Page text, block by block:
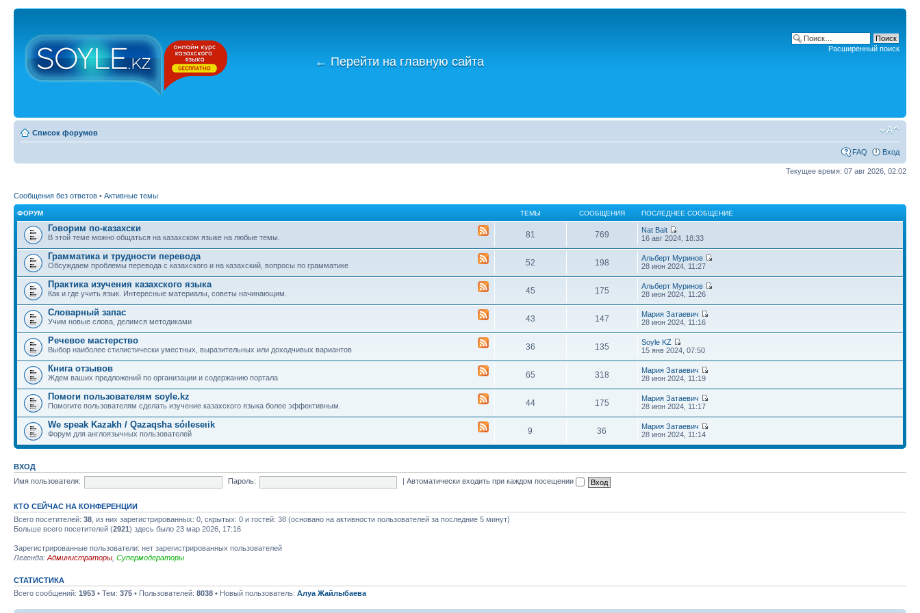
← Перейти на главную сайта
Расширенный поиск
Список форумов
FAQ Вход
Текущее время: 07 авг 2026, 02:02
Сообщения без ответов • Активные темы
ФОРУМ ТЕМЫ СООБЩЕНИЯ ПОСЛЕДНЕЕ СООБЩЕНИЕ
Говорим по-казахски
В этой теме можно общаться на казахском языке на любые темы. 81 769
Nat Bait
16 авг 2024, 18:33
Грамматика и трудности перевода
Обсуждаем проблемы перевода с казахского и на казахский, вопросы по грамматике 52 198
Альберт Муринов
28 июн 2024, 11:27
Практика изучения казахского языка
Как и где учить язык. Интересные материалы, советы начинающим. 45 175
Альберт Муринов
28 июн 2024, 11:26
Словарный запас
Учим новые слова, делимся методиками 43 147
Мария Затаевич
28 июн 2024, 11:16
Речевое мастерство
Выбор наиболее стилистически уместных, выразительных или доходчивых вариантов 36 135
Soyle KZ
15 янв 2024, 07:50
Книга отзывов
Ждем ваших предложений по организации и содержанию портала 65 318
Мария Затаевич
28 июн 2024, 11:19
Помоги пользователям soyle.kz
Помогите пользователям сделать изучение казахского языка более эффективным. 44 175
Мария Затаевич
28 июн 2024, 11:17
We speak Kazakh / Qazaqsha sóıleseıik
Форум для англоязычных пользователей 9 36
Мария Затаевич
28 июн 2024, 11:14
ВХОД
Имя пользователя:
Пароль: |Автоматически входить при каждом посещении
КТО СЕЙЧАС НА КОНФЕРЕНЦИИ
Всего посетителей: 38 , из них зарегистрированных: 0, скрытых: 0 и гостей: 38 (основано на активности пользователей за последние 5 минут)
Больше всего посетителей (2921) здесь было 23 мар 2026, 17:16
Зарегистрированные пользователи: нет зарегистрированных пользователей
Легенда: Администраторы Супермодераторы
СТАТИСТИКА
Всего сообщений: 1953 • Тем: 375 • Пользователей: 8038 • Новый пользователь: Алуа Жайлыбаева